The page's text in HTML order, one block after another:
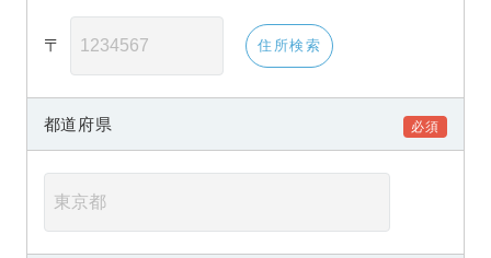
〒
都道府県